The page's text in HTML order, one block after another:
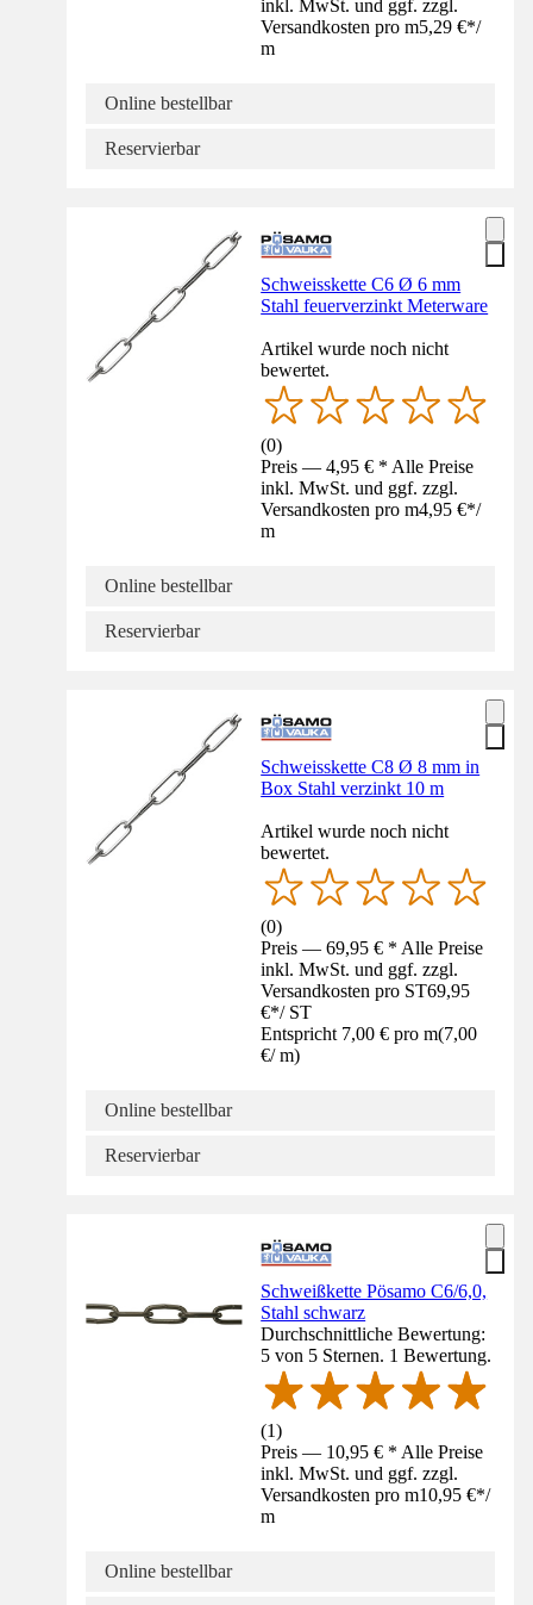
inkl. MwSt. und ggf. zzgl.
Versandkosten pro m5,29 €*/
m
Online bestellbar
Reservierbar
Schweisskette C6 Ø 6 mm
Stahl feuerverzinkt Meterware
Artikel wurde noch nicht
bewertet.
(0)
Preis — 4,95 € * Alle Preise
inkl. MwSt. und ggf. zzgl.
Versandkosten pro m4,95 €*/
m
Online bestellbar
Reservierbar
Schweisskette C8 Ø 8 mm in
Box Stahl verzinkt 10 m
Artikel wurde noch nicht
bewertet.
(0)
Preis — 69,95 € * Alle Preise
inkl. MwSt. und ggf. zzgl.
Versandkosten pro ST69,95
€*/ ST
Entspricht 7,00 € pro m(7,00
€/ m)
Online bestellbar
Reservierbar
Schweißkette Pösamo C6/6,0,
Stahl schwarz
Durchschnittliche Bewertung:
5 von 5 Sternen. 1 Bewertung.
(1)
Preis — 10,95 € * Alle Preise
inkl. MwSt. und ggf. zzgl.
Versandkosten pro m10,95 €*/
m
Online bestellbar